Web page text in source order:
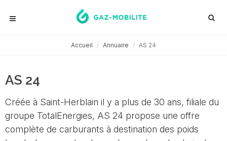
Accueil Annuaire AS 24
AS 24
Créée à Saint-Herblain il y a plus de 30 ans, filiale du
groupe TotalEnergies, AS 24 propose une offre
complète de carburants à destination des poids